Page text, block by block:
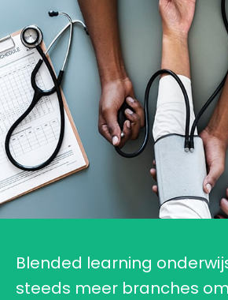
Blended learning
steeds meer branches